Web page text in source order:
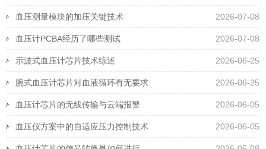
2026-07-08
血压测量模块的加压关键技术
2026-07-08
血压计PCBA经历了哪些测试
2026-06-25
示波式血压计芯片技术综述
2026-06-25
腕式血压计芯片对血液循环有无要求
2026-06-05
血压计芯片的无线传输与云端报警
2026-06-05
血压仪方案中的自适应压力控制技术